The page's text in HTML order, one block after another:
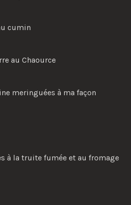
cumin
au Chaource
meringuées à ma façon
à la truite fumée et au fromage